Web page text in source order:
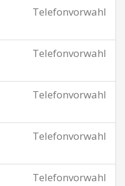
Telefonvorwahl
Telefonvorwahl
Telefonvorwahl
Telefonvorwahl
Telefonvorwahl